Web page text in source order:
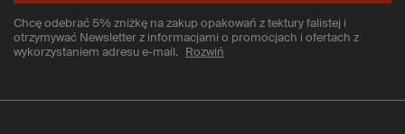
Chcę odebrać 5% zniżkę na zakup opakowań z tektury falistej i
otrzymywać Newsletter z informacjami o promocjach i ofertach z
wykorzystaniem adresu e-mail.
Rozwiń